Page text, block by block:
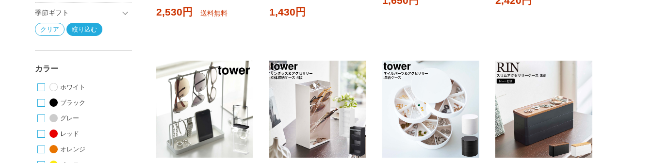
季節ギフト
カラー
ホワイト
ブラック
グレー
レッド
オレンジ
2,530円 送料無料 1,430円